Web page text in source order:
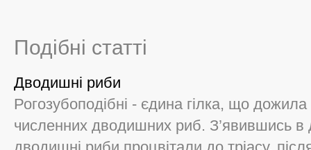
Подібні статті
Дводишні риби
Рогозубоподібні - єдина гілка, що
численних дводишних риб. З’явившись в